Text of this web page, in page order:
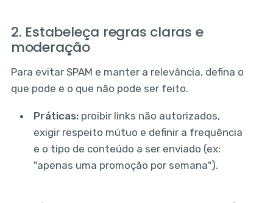
2. Estabeleça regras claras e
moderação
Para evitar SPAM e manter a relevância, defina o
que pode e o que não pode ser feito.
Práticas: proibir links não autorizados,
exigir respeito mútuo e definir a frequência
e o tipo de conteúdo a ser enviado (ex:
"apenas uma promoção por semana").